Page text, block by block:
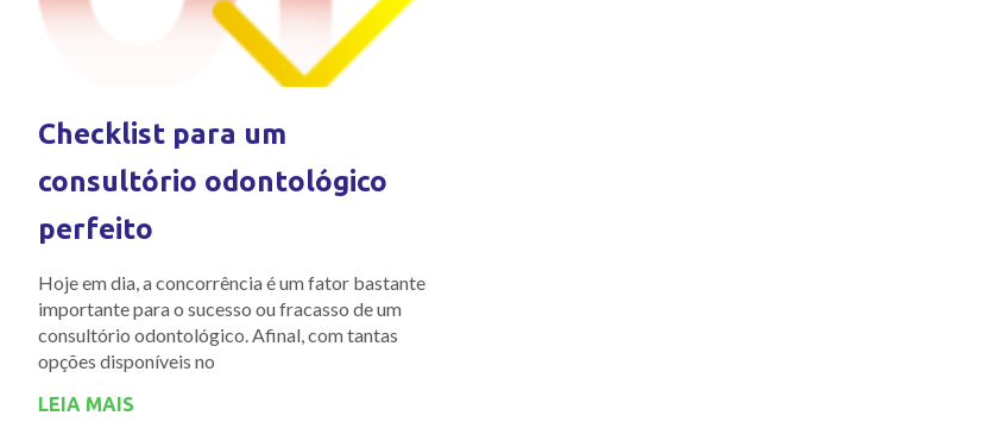
Checklist para um
consultório odontológico
perfeito
Hoje em dia, a concorrência é um fator bastante
importante para o sucesso ou fracasso de um
consultório odontológico. Afinal, com tantas
opções disponíveis no
LEIA MAIS